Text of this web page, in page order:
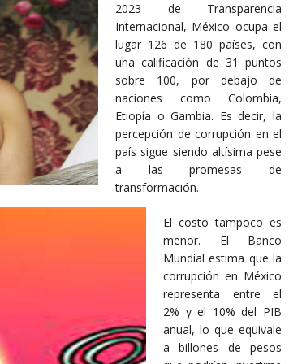
2023 de Transparencia
Internacional, México ocupa el
lugar 126 de 180 países, con
una calificación de 31 puntos
sobre 100, por debajo de
naciones como Colombia,
Etiopía o Gambia. Es decir, la
percepción de corrupción en el
país sigue siendo altísima pese
a las promesas de
transformación.
El costo tampoco es
menor. El Banco
Mundial estima que la
corrupción en México
representa entre el
2% y el 10% del PIB
anual, lo que equivale
a billones de pesos